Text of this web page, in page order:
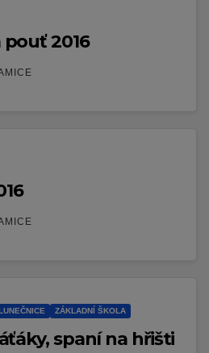
2016
ZÁKLADNÍ ŠKOLA
spaní na hřišti